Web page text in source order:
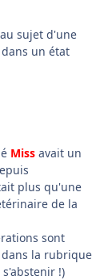
sujet d'une
un état
Miss avait un
plus qu'une
de la
sont
la rubrique
!)